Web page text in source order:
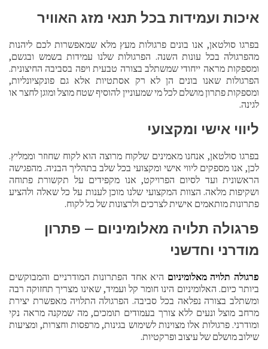
איכות ועמידות בכל תנאי מזג האוויר
בפרגו סולטאן, אנו בונים פרגולות מעץ מלא שמאפשרות לכם ליהנות
מהפרגולה בכל עונות השנה. הפרגולות שלנו עמידות בשמש ובגשם,
ומספקות מראה ייחודי שמשתלב בצורה טבעית ויפה בסביבה החיצונית.
הפרגולות שאנו בונים הן לא רק אסתטיות אלא גם פונקציונליות,
ומספקות פתרון מושלם לכל מי שמעוניין להוסיף שטח מוצל ומוגן לחצר או
לגינה.
ליווי אישי ומקצועי
בפרגו סולטאן, אנחנו מאמינים שלקוח מרוצה הוא לקוח שחוזר וממליץ.
לכן, אנו מספקים ליווי אישי ומקצועי בכל שלב בתהליך הבניה. מהפגישה
הראשונית ועד לסיום הפרויקט, אנו מקפידים על תקשורת פתוחה
ושקיפות מלאה. הצוות המקצועי שלנו מוכן לענות על כל שאלה ולהציע
פתרונות מותאמים אישית לצרכים ולרצונות של כל לקוח.
פרגולה תלויה מאלומיניום – פתרון
מודרני וחדשני
פרגולה תלויה מאלומיניום היא אחד הפתרונות המודרניים והמבוקשים
ביותר כיום. האלומיניום הינו חומר קל ועמיד, שאינו מצריך תחזוקה רבה
ומשתלב בצורה נפלאה בכל סביבה. הפרגולה התלויה מאפשרת יצירת
מרחב מוצל ונעים ללא צורך בעמודים תומכים, מה שמקנה מראה נקי
ומודרני. פרגולות אלו מצוינות לשימוש בגינות, מרפסות וחצרות, ומציעות
שילוב מושלם של עיצוב ופרקטיות.